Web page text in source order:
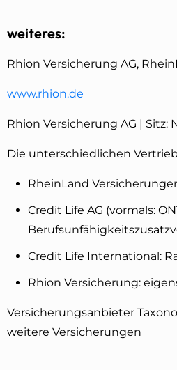
weiteres:
Rhion Versicherung AG,
www.rhion.de
Rhion Versicherung AG | Sitz:
Die unterschiedlichen
RheinLand
Credit Life AG (vormals:
Credit Life International:
Rhion Versicherung:
Versicherungsanbieter
weitere Versicherungen